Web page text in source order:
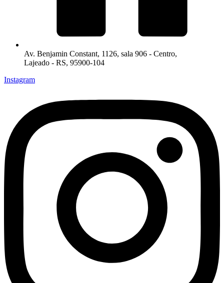
Av. Benjamin Constant, 1126, sala 906 - Centro,
Lajeado - RS, 95900-104
Instagram